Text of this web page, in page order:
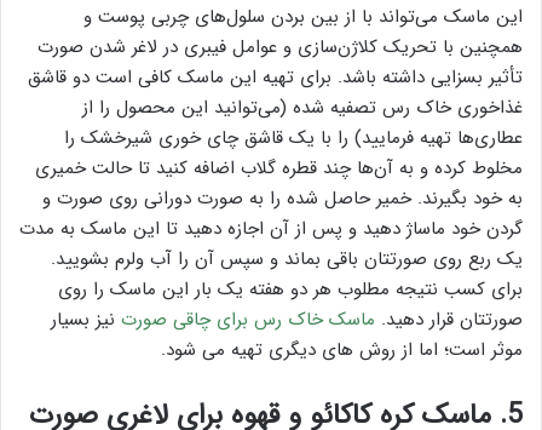
این ماسک می‌تواند با از بین بردن سلول‌های چربی پوست و
همچنین با تحریک کلاژن‌سازی و عوامل فیبری در لاغر شدن صورت
تأثیر بسزایی داشته باشد. برای تهیه این ماسک کافی است دو قاشق
غذاخوری خاک رس تصفیه شده (می‌توانید این محصول را از
عطاری‌ها تهیه فرمایید) را با یک قاشق چای خوری شیرخشک را
مخلوط کرده و به آن‌ها چند قطره گلاب اضافه کنید تا حالت خمیری
به خود بگیرند. خمیر حاصل شده را به‌ صورت دورانی روی صورت و
گردن خود ماساژ دهید و پس از آن اجازه دهید تا این ماسک به مدت
یک ربع روی صورتتان باقی بماند و سپس آن را آب ولرم بشویید.
برای کسب نتیجه مطلوب هر دو هفته یک بار این ماسک را روی
صورتتان قرار دهید. ماسک خاک رس برای چاقی صورت نیز بسیار
موثر است؛ اما از روش های دیگری تهیه می شود.
5. ماسک کره کاکائو و قهوه برای لاغری صورت